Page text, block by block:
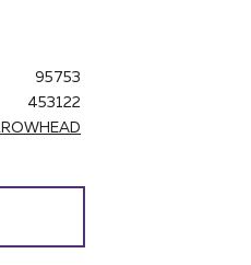
95753
453122